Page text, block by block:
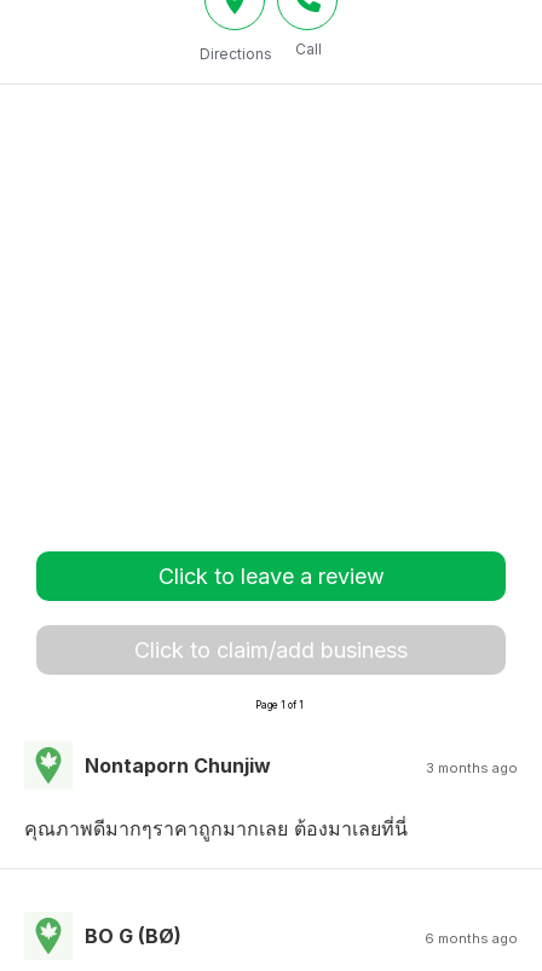
Directions Call
Click to leave a review
Click to claim/add business
Page 1 of 1
Nontaporn Chunjiw 3 months ago
คุณภาพดีมากๆราคาถูกมากเลย ต้องมาเลยที่นี่
BO G (BØ) 6 months ago